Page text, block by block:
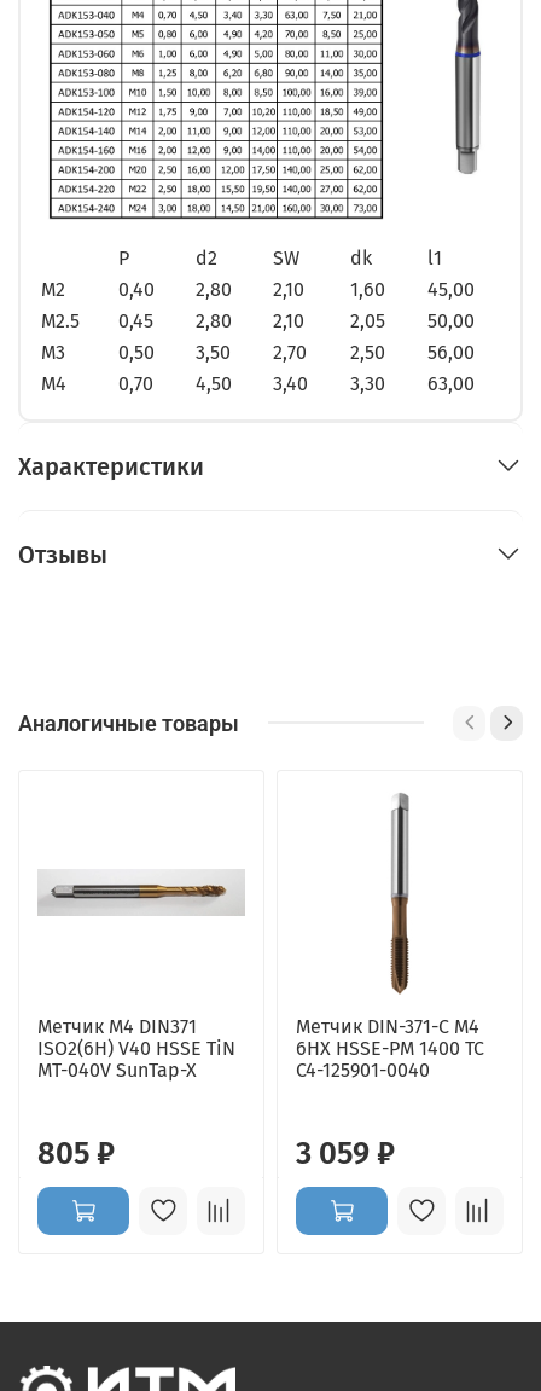
P d2 SW dk l1
M2
0,40 2,80 2,10 1,60 45,00
M2.5
0,45 2,80 2,10 2,05 50,00
M3
0,50 3,50 2,70 2,50 56,00
M4
0,70 4,50 3,40 3,30 63,00
Характеристики
Отзывы
Аналогичные товары
Метчик M4 DIN371
ISO2(6H) V40 HSSE TiN
MT-040V SunTap-X
805 ₽
Метчик DIN-371-C M4
6HX HSSE-PM 1400 TC
C4-125901-0040
3 059 ₽